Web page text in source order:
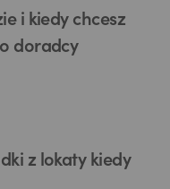
i kiedy chcesz
doradcy
z lokaty kiedy